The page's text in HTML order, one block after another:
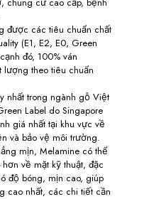
được các tiêu chuẩn chất
(E1, E2, E0, Green
đó, 100% ván
theo tiêu chuẩn
nhất trong ngành gỗ Việt
Label do Singapore
giá nhất tại khu vực về
và bảo vệ môi trường.
mịn, Melamine có thể
về mặt kỹ thuật, đặc
độ bóng, mịn cao, giúp
cao nhất, các chi tiết cần